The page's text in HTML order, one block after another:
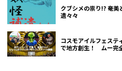
クブシメの祟り!? 奄
遺々々
コスモアイルフェス
で地方創生！ ムー完